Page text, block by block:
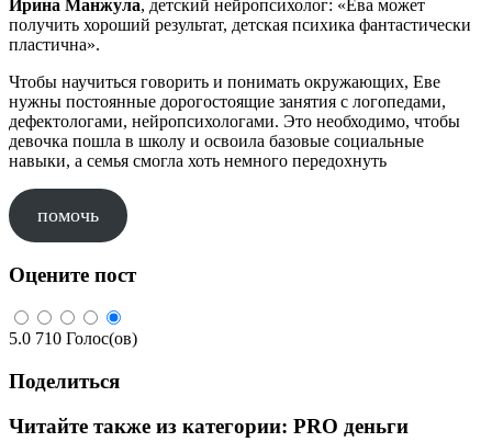
Ирина Манжула, детский нейропсихолог: «Ева может
получить хороший результат, детская психика фантастически
пластична».
Чтобы научиться говорить и понимать окружающих, Еве
нужны постоянные дорогостоящие занятия с логопедами,
дефектологами, нейропсихологами. Это необходимо, чтобы
девочка пошла в школу и освоила базовые социальные
навыки, а семья смогла хоть немного передохнуть
помочь
Оцените пост
5.0 710 Голос(ов)
Поделиться
Читайте также из категории: PRO деньги